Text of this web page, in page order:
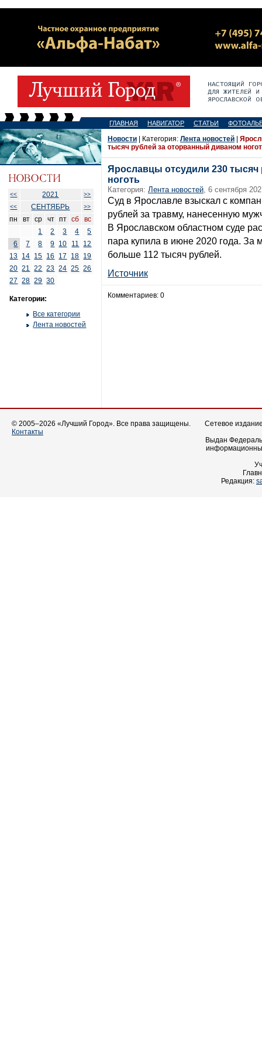
ГЛАВНАЯ НАВИГАТОР СТАТЬИ
<< 2021
>>
<<
СЕНТЯБРЬ >>
пн вт ср чт пт сб
вс
1
2 3 4
5
6
7 8 9 10 11
12
13 14 15 16 17 18 19
20 21 22 23 24 25 26
27
28 29 30
Категории:
Все категории
Лента новостей
Новости | Категория: Лента новостей
тысяч рублей за оторванный диваном
Ярославцы отсудили 230
ноготь
Категория: Лента новостей, 6 сентября
Суд в Ярославле взыскал с
рублей за травму, нанесенную
В Ярославском областном суде
пара купила в июне 2020 года. За
больше 112 тысяч рублей.
Источник
Комментариев: 0
© 2005–2026 «Лучший Город». Все права защищены.
Контакты
Сетевое
Выдан
Редакция: